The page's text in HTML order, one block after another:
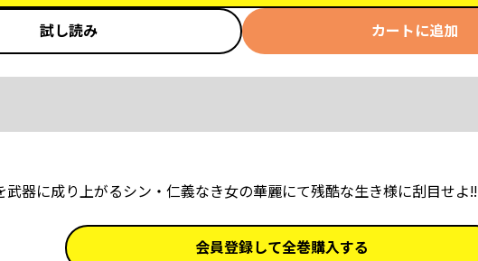
試し読み カートに追加
器に成り上がるシン・仁義なき女の華麗にて残酷な生き様に刮目せよ!!
会員登録して全巻購入する